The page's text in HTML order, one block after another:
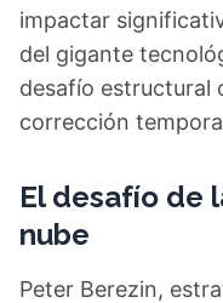
impactar
del gigante
desafío estructural
corrección
El desafío de
nube
Peter Berezin,